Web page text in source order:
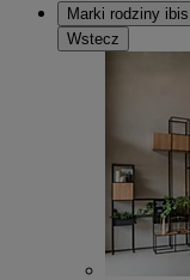
Marki rodziny ibis
Wstecz